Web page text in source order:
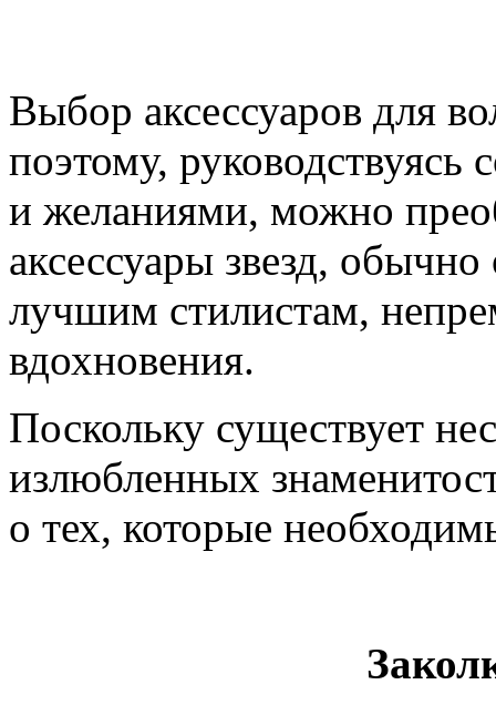
Выбор аксессуаров для
поэтому,
и желаниями, можно
аксессуары звезд,
лучшим стилистам,
вдохновения.
Поскольку существует
излюбленных
о тех, которые